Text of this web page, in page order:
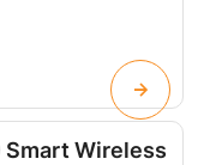
Smart Wireless